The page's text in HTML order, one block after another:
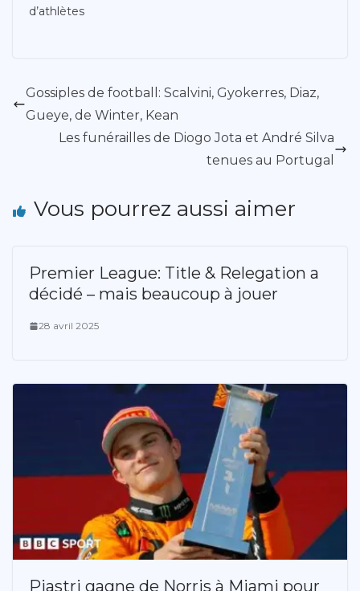
d’athlètes
Gossiples de football: Scalvini, Gyokerres, Diaz,
Gueye, de Winter, Kean
Les funérailles de Diogo Jota et André Silva
tenues au Portugal
Vous pourrez aussi aimer
Premier League: Title & Relegation a
décidé – mais beaucoup à jouer
28 avril 2025
Piastri gagne de Norris à Miami pour